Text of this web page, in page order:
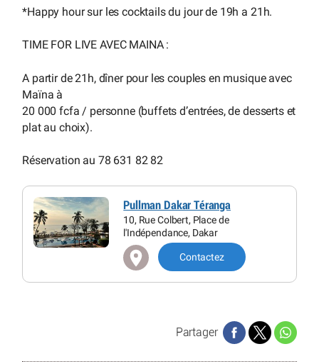
*Happy hour sur les cocktails du jour de 19h a 21h.
TIME FOR LIVE AVEC MAINA :
A partir de 21h, dîner pour les couples en musique avec
Maïna à
20 000 fcfa / personne (buffets d’entrées, de desserts et
plat au choix).
Réservation au 78 631 82 82
Pullman Dakar Téranga
10, Rue Colbert, Place de
l'Indépendance, Dakar
Contactez
Partager